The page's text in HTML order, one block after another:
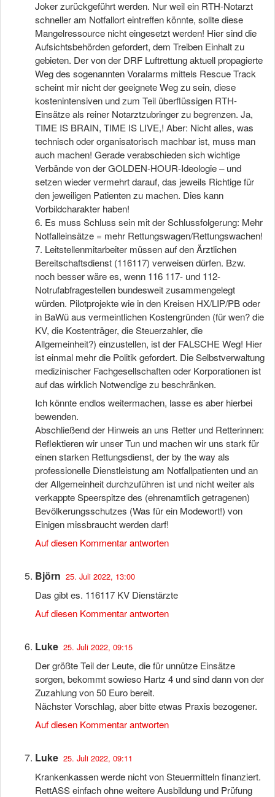
Joker zurückgeführt werden. Nur weil ein RTH-Notarzt
schneller am Notfallort eintreffen könnte, sollte diese
Mangelressource nicht eingesetzt werden! Hier sind die
Aufsichtsbehörden gefordert, dem Treiben Einhalt zu
gebieten. Der von der DRF Luftrettung aktuell propagierte
Weg des sogenannten Voralarms mittels Rescue Track
scheint mir nicht der geeignete Weg zu sein, diese
kostenintensiven und zum Teil überflüssigen RTH-
Einsätze als reiner Notarztzubringer zu begrenzen. Ja,
TIME IS BRAIN, TIME IS LIVE,! Aber: Nicht alles, was
technisch oder organisatorisch machbar ist, muss man
auch machen! Gerade verabschieden sich wichtige
Verbände von der GOLDEN-HOUR-Ideologie – und
setzen wieder vermehrt darauf, das jeweils Richtige für
den jeweiligen Patienten zu machen. Dies kann
Vorbildcharakter haben!
6. Es muss Schluss sein mit der Schlussfolgerung: Mehr
Notfalleinsätze = mehr Rettungswagen/Rettungswachen!
7. Leitstellenmitarbeiter müssen auf den Ärztlichen
Bereitschaftsdienst (116117) verweisen dürfen. Bzw.
noch besser wäre es, wenn 116 117- und 112-
Notrufabfragestellen bundesweit zusammengelegt
würden. Pilotprojekte wie in den Kreisen HX/LIP/PB oder
in BaWü aus vermeintlichen Kostengründen (für wen? die
KV, die Kostenträger, die Steuerzahler, die
Allgemeinheit?) einzustellen, ist der FALSCHE Weg! Hier
ist einmal mehr die Politik gefordert. Die Selbstverwaltung
medizinischer Fachgesellschaften oder Korporationen ist
auf das wirklich Notwendige zu beschränken.
Ich könnte endlos weitermachen, lasse es aber hierbei
bewenden.
Abschließend der Hinweis an uns Retter und Retterinnen:
Reflektieren wir unser Tun und machen wir uns stark für
einen starken Rettungsdienst, der by the way als
professionelle Dienstleistung am Notfallpatienten und an
der Allgemeinheit durchzuführen ist und nicht weiter als
verkappte Speerspitze des (ehrenamtlich getragenen)
Bevölkerungsschutzes (Was für ein Modewort!) von
Einigen missbraucht werden darf!
Auf diesen Kommentar antworten
Björn 25. Juli 2022, 13:00
Das gibt es. 116117 KV Dienstärzte
Auf diesen Kommentar antworten
Luke 25. Juli 2022, 09:15
Der größte Teil der Leute, die für unnütze Einsätze
sorgen, bekommt sowieso Hartz 4 und sind dann von der
Zuzahlung von 50 Euro bereit.
Nächster Vorschlag, aber bitte etwas Praxis bezogener.
Auf diesen Kommentar antworten
Luke 25. Juli 2022, 09:11
Krankenkassen werde nicht von Steuermitteln finanziert.
RettASS einfach ohne weitere Ausbildung und Prüfung